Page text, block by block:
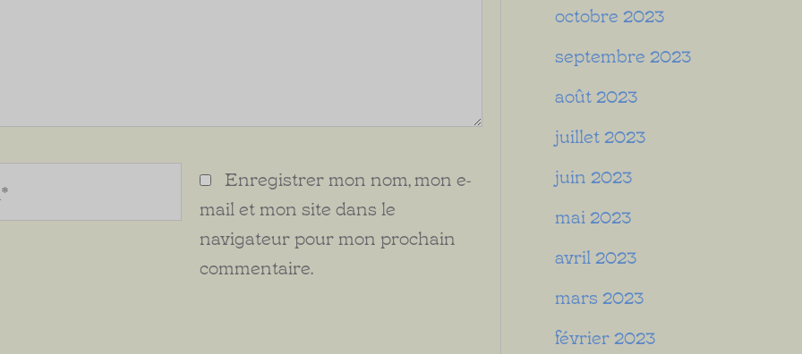
Enregistrer mon nom, mon e-
mail et mon site dans le
navigateur pour mon prochain
commentaire.
octobre 2023
septembre 2023
août 2023
juillet 2023
juin 2023
mai 2023
avril 2023
mars 2023
février 2023